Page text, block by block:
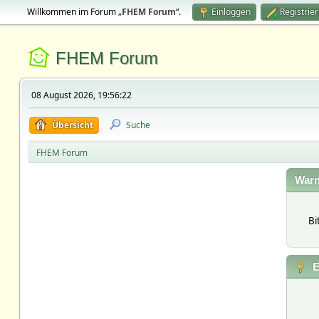
Willkommen im Forum „FHEM Forum“. Einloggen
FHEM Forum
08 August 2026, 19:56:22
Übersicht Suche
FHEM Forum